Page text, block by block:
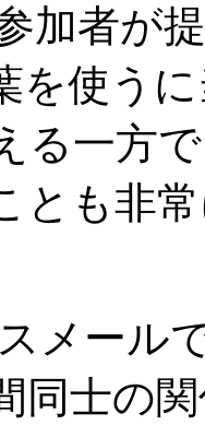
加者が
を使う
る一方
とも非
メール
同士の